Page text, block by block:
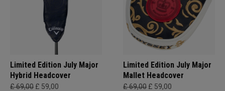
Limited Edition July Major
Hybrid Headcover
£ 69,00 £ 59,00
Limited Edition July Major
Mallet Headcover
£ 69,00 £ 59,00